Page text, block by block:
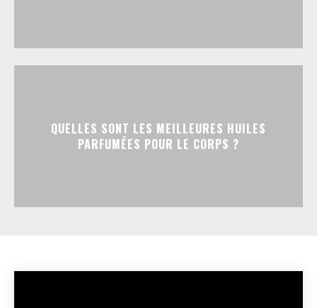
QUELLES SONT LES MEILLEURES HUILES
PARFUMÉES POUR LE CORPS ?